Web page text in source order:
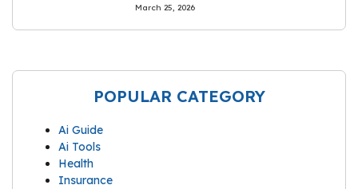
March 25, 2026
POPULAR CATEGORY
Ai Guide
Ai Tools
Health
Insurance